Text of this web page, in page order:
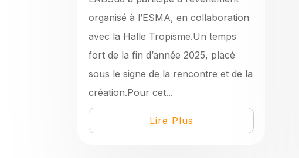
organisé à l’ESMA, en collaboration
avec la Halle Tropisme.Un temps
fort de la fin d’année 2025, placé
sous le signe de la rencontre et de la
création.Pour cet...
Lire Plus